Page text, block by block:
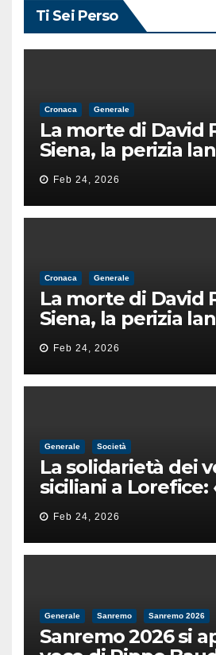
Ti Sei Perso
Cronaca Generale
La morte di David
Siena, la perizia
di
male
Feb 24, 2026
Cronaca Generale
La morte di David
Siena, la perizia
di
male
Feb 24, 2026
Generale Società
La solidarietà dei
siciliani a Lorefice:
il valore e la dignità
dell’umanità»
Feb 24, 2026
Generale Sanremo Sanremo 2026
Sanremo 2026 si